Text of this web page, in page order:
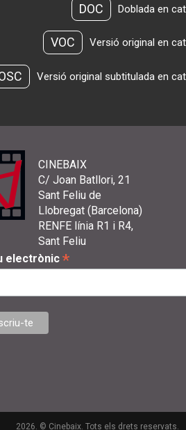
DOC Doblada en
VOC Versió original en
Versió original subtitulada en
CINEBAIX
C/ Joan Batllori, 21
Sant Feliu de
Llobregat (Barcelona)
RENFE línia R1 i R4,
Sant Feliu
electrònic *
2026. © Cinebaix. Tots els drets reservats.